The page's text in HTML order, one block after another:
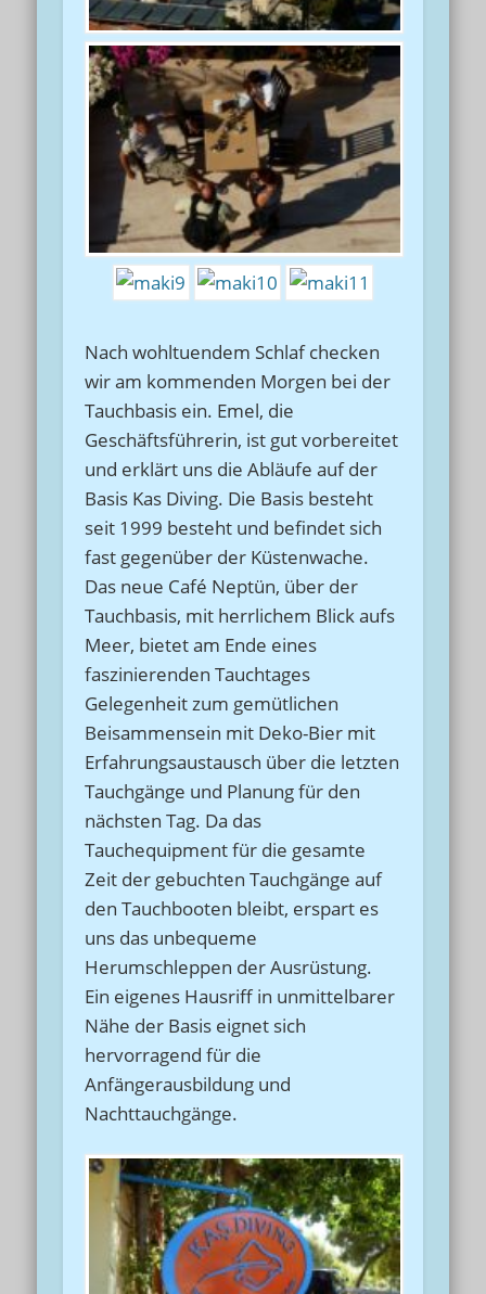
Nach wohltuendem Schlaf checken
wir am kommenden Morgen bei der
Tauchbasis ein. Emel, die
Geschäftsführerin, ist gut vorbereitet
und erklärt uns die Abläufe auf der
Basis Kas Diving. Die Basis besteht
seit 1999 besteht und befindet sich
fast gegenüber der Küstenwache.
Das neue Café Neptün, über der
Tauchbasis, mit herrlichem Blick aufs
Meer, bietet am Ende eines
faszinierenden Tauchtages
Gelegenheit zum gemütlichen
Beisammensein mit Deko-Bier mit
Erfahrungsaustausch über die letzten
Tauchgänge und Planung für den
nächsten Tag. Da das
Tauchequipment für die gesamte
Zeit der gebuchten Tauchgänge auf
den Tauchbooten bleibt, erspart es
uns das unbequeme
Herumschleppen der Ausrüstung.
Ein eigenes Hausriff in unmittelbarer
Nähe der Basis eignet sich
hervorragend für die
Anfängerausbildung und
Nachttauchgänge.